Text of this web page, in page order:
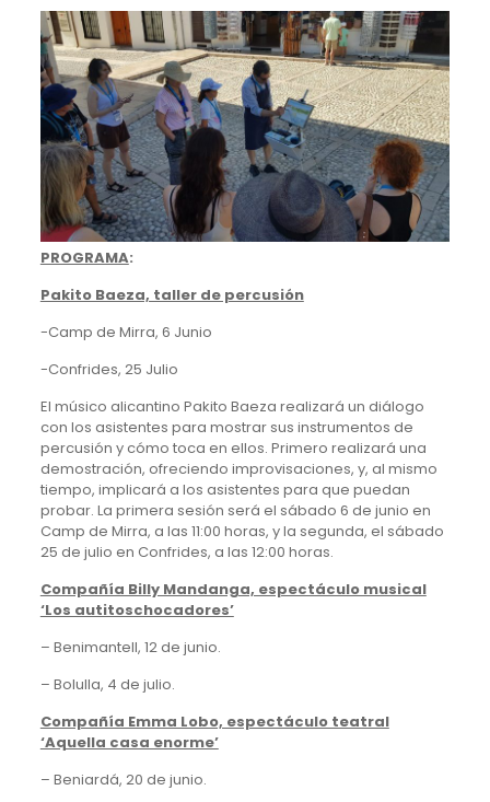
PROGRAMA:
Pakito Baeza, taller de percusión
-Camp de Mirra, 6 Junio
-Confrides, 25 Julio
El músico alicantino Pakito Baeza realizará un diálogo
con los asistentes para mostrar sus instrumentos de
percusión y cómo toca en ellos. Primero realizará una
demostración, ofreciendo improvisaciones, y, al mismo
tiempo, implicará a los asistentes para que puedan
probar. La primera sesión será el sábado 6 de junio en
Camp de Mirra, a las 11:00 horas, y la segunda, el sábado
25 de julio en Confrides, a las 12:00 horas.
Compañía Billy Mandanga, espectáculo musical
‘Los autitoschocadores’
– Benimantell, 12 de junio.
– Bolulla, 4 de julio.
Compañía Emma Lobo, espectáculo teatral
‘Aquella casa enorme’
– Beniardá, 20 de junio.